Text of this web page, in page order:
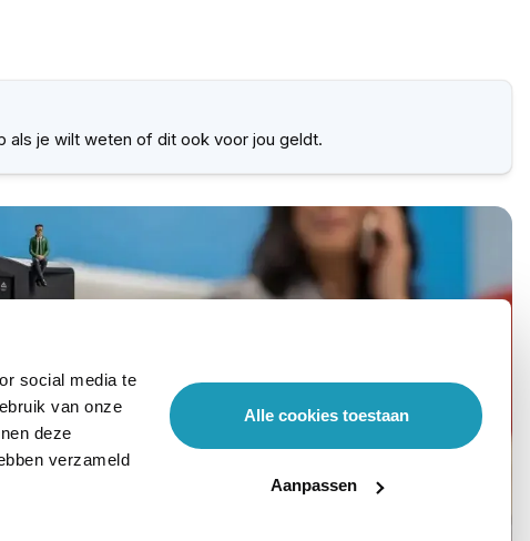
social media te
van onze
deze
verzameld
Alle cookies toestaan
Aanpassen
als je wilt weten of dit ook voor jou geldt.